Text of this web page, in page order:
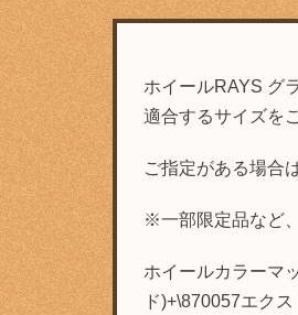
ホイールRAYS グ
適合するサイズを
ご指定がある場合
※一部限定品など
ホイールカラーマ
ド)+\870057エク